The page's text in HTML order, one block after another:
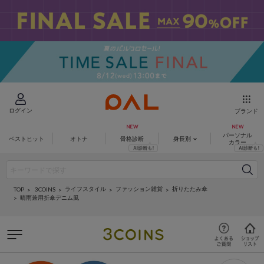
ログイン ブランド
ベストヒット オトナ 骨格診断 身長別
パーソナル
カラー
TOP 3COINS ライフスタイル ファッション雑貨
折りたたみ傘
晴雨兼用折傘デニム風